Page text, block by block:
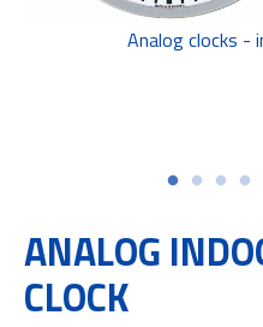
Analog clocks -
ANALOG
CLOCK